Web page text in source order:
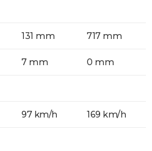
131 mm 717 mm
7 mm 0 mm
97 km/h 169 km/h